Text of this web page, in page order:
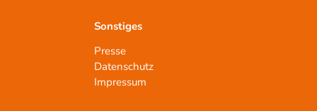
Sonstiges
Presse
Datenschutz
Impressum